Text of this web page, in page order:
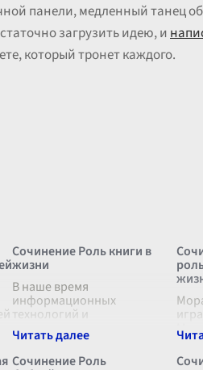
панели, медленный танец
загрузить идею, и
который тронет каждого.
Сочинение Роль книги в
жизни
В наше время
информационных
технологий и
стремительного развития
медиа пространства вопрос
о роли книги в жизни
но
Сочинение Роль